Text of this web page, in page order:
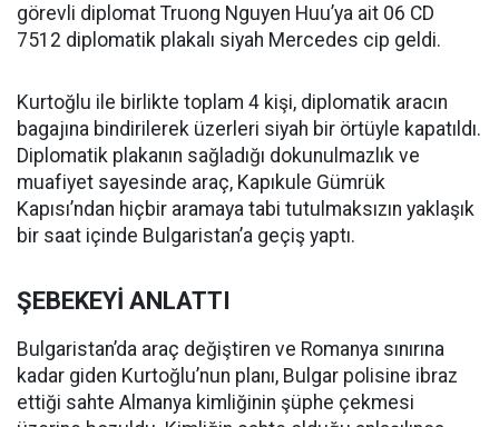
görevli diplomat Truong Nguyen Huu’ya ait 06 CD
7512 diplomatik plakalı siyah Mercedes cip geldi.
Kurtoğlu ile birlikte toplam 4 kişi, diplomatik aracın
bagajına bindirilerek üzerleri siyah bir örtüyle kapatıldı.
Diplomatik plakanın sağladığı dokunulmazlık ve
muafiyet sayesinde araç, Kapıkule Gümrük
Kapısı’ndan hiçbir aramaya tabi tutulmaksızın yaklaşık
bir saat içinde Bulgaristan’a geçiş yaptı.
ŞEBEKEYİ ANLATTI
Bulgaristan’da araç değiştiren ve Romanya sınırına
kadar giden Kurtoğlu’nun planı, Bulgar polisine ibraz
ettiği sahte Almanya kimliğinin şüphe çekmesi